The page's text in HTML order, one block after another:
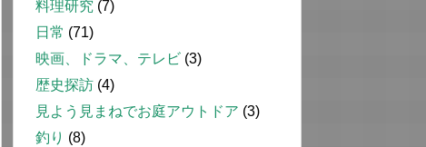
料理研究 (7)
日常 (71)
映画、ドラマ、テレビ (3)
歴史探訪 (4)
見よう見まねでお庭アウトドア (3)
釣り (8)